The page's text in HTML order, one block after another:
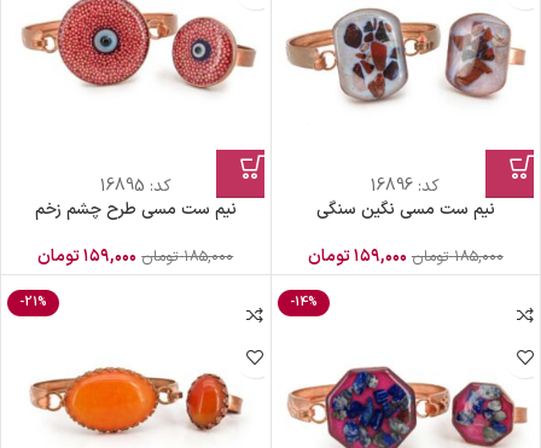
کد: 16896
نیم ست مسی نگین سنگی
۱۸۵,۰۰۰ تومان ۱۵۹,۰۰۰تومان
کد: 16895
نیم ست مسی طرح چشم زخم
۱۸۵,۰۰۰ تومان ۱۵۹,۰۰۰تومان
-14%
-21%